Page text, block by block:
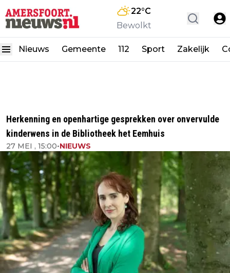
22°C
Bewolkt
Nieuws Gemeente 112 Sport Zakelijk
Herkenning en openhartige gesprekken over onvervulde
kinderwens in de Bibliotheek het Eemhuis
27 MEI , 15:00•NIEUWS